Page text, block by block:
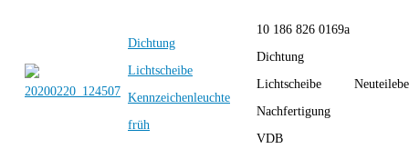
Dichtung
Lichtscheibe
Kennzeichenleuchte
früh
10 186 826 0169a
Dichtung
Lichtscheibe
Nachfertigung
VDB